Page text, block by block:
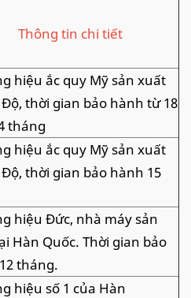
Thông tin chi tiết
hiệu ắc quy Mỹ sản xuất
thời gian bảo hành từ 18
tháng
hiệu ắc quy Mỹ sản xuất
thời gian bảo hành 15
hiệu Đức, nhà máy sản
Hàn Quốc. Thời gian bảo
tháng.
hiệu số 1 của Hàn